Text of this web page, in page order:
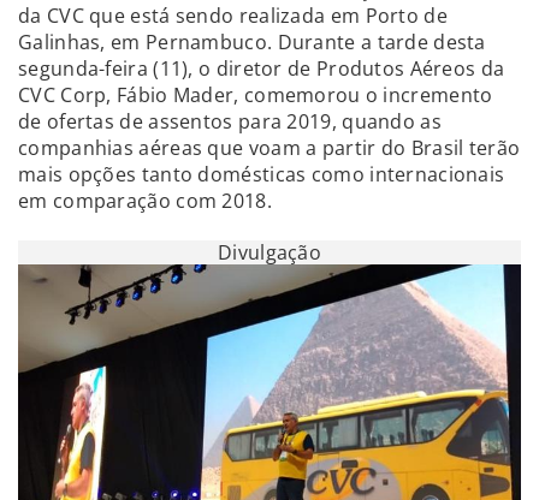
da CVC que está sendo realizada em Porto de
Galinhas, em Pernambuco. Durante a tarde desta
segunda-feira (11), o diretor de Produtos Aéreos da
CVC Corp, Fábio Mader, comemorou o incremento
de ofertas de assentos para 2019, quando as
companhias aéreas que voam a partir do Brasil terão
mais opções tanto domésticas como internacionais
em comparação com 2018.
Divulgação